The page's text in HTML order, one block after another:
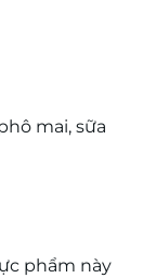
mai, sữa
phẩm này